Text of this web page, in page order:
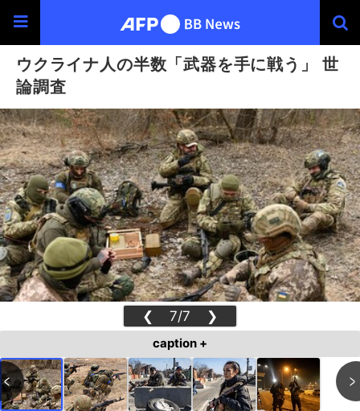
ウクライナ人の半数「武器を手に戦う」 世
論調査
❮ 7/7 ❯
caption +